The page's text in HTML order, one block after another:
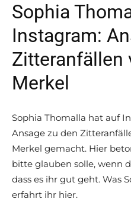
Sophia
Instagram:
Zitteranfällen
Merkel
Sophia Thomalla hat auf
Ansage zu den
Merkel gemacht. Hier
bitte glauben solle, wenn
dass es ihr gut geht. Was
erfahrt ihr hier.